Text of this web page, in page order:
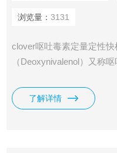
浏览量： 3131
clover呕吐毒素定量定性
（Deoxynivalenol）又称
菌毒素，在早期阶段中，
欲、呕吐，在后期，则会
了解详情